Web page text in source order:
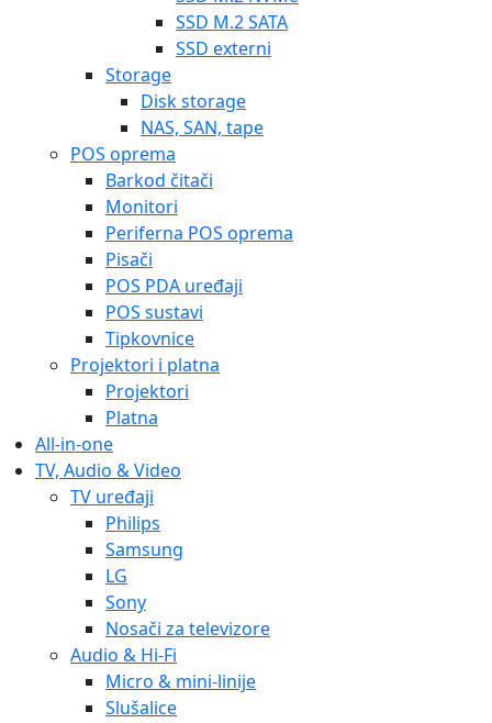
SSD M.2 SATA
SSD externi
Storage
Disk storage
NAS, SAN, tape
POS oprema
Barkod čitači
Monitori
Periferna POS oprema
Pisači
POS PDA uređaji
POS sustavi
Tipkovnice
Projektori i platna
Projektori
Platna
All-in-one
TV, Audio & Video
TV uređaji
Philips
Samsung
LG
Sony
Nosači za televizore
Audio & Hi-Fi
Micro & mini-linije
Slušalice